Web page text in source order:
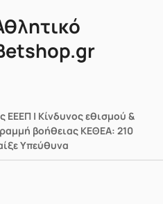
ΕΕΕΠ | Κίνδυνος εθισμού &
βοήθειας ΚΕΘΕΑ: 210
Υπεύθυνα